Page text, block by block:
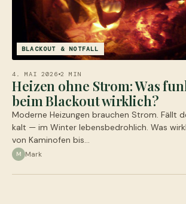
BLACKOUT & NOTFALL
4. MAI 2026 2 MIN
Heizen ohne Strom: Was
beim Blackout wirklich?
Moderne Heizungen brauchen Strom. Fällt
kalt — im Winter lebensbedrohlich. Was
von Kaminofen bis…
M Mark